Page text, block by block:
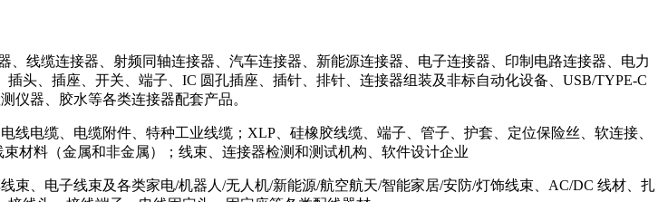
线缆连接器、射频同轴连接器、汽车连接器、新能源连接器、电子连接器、印制电路连接器、电力
头、插座、开关、端子、IC 圆孔插座、插针、排针、连接器组装及非标自动化设备、USB/TYPE-C
仪器、胶水等各类连接器配套产品。
电缆、电缆附件、特种工业线缆；XLP、硅橡胶线缆、端子、管子、护套、定位保险丝、软连接、
材料（金属和非金属）；线束、连接器检测和测试机构、软件设计企业
、电子线束及各类家电/机器人/无人机/新能源/航空航天/智能家居/安防/灯饰线束、AC/DC 线材、扎